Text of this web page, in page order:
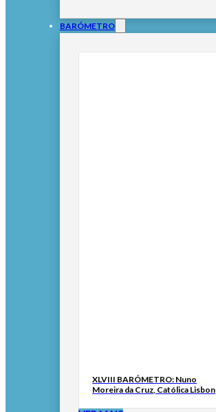
BARÓMETRO
XLVIII BARÓMETRO: Nuno
Moreira da Cruz, Católica Lisbon